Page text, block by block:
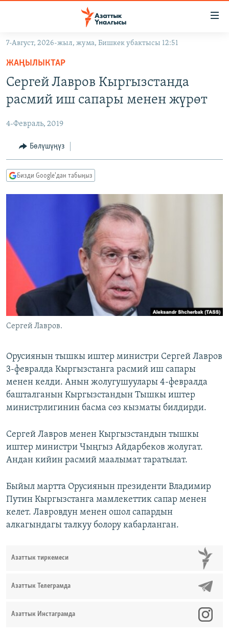
Навигацияга
өтүңүз
Издөөгө
салыңызКЫРГЫЗСТАН
ЭКОНОМИКА
МАДАНИЯТ
ДҮЙНӨ
БОРБОР АЗИЯ
УКРАИНА
АТАЙЫН ИЛИКТӨӨ
ТВ ПРОГРАММАЛАР
ЭКСПЕРТТЕР ТАЛДАЙТ
АЗАТТЫК+
ЫҢГАЙСЫЗ СУРООЛОР
ӨЗГӨЧӨ ПИКИР
ОНЛАЙН ШЕРИНЕ
ЭЕ/АРнун бардык сайттары
7-Август, 2026-жыл, жума, Бишкек убактысы 12:51
ЖАҢЫЛЫКТАР
Сергей Лавров Кыргызстанда
расмий иш сапары менен жүрөт
4-Февраль, 2019
Бөлүшүңүз
Бизди Google'дан табыңыз
Сергей Лавров.
Орусиянын тышкы иштер министри Сергей Лавров
3-февралда Кыргызстанга расмий иш сапары
менен келди. Анын жолугушуулары 4-февралда
башталганын Кыргызстандын Тышкы иштер
министрлигинин басма сөз кызматы билдирди.
Сергей Лавров менен Кыргызстандын тышкы
иштер министри Чыңгыз Айдарбеков жолугат.
Андан кийин расмий маалымат таратылат.
Быйыл мартта Орусиянын президенти Владимир
Путин Кыргызстанга мамлекеттик сапар менен
келет. Лавровдун менен ошол сапардын
алкагындагы талкуу болору кабарланган.
Азаттык тиркемеси
Азаттык Телеграмда
Азаттык Инстаграмда